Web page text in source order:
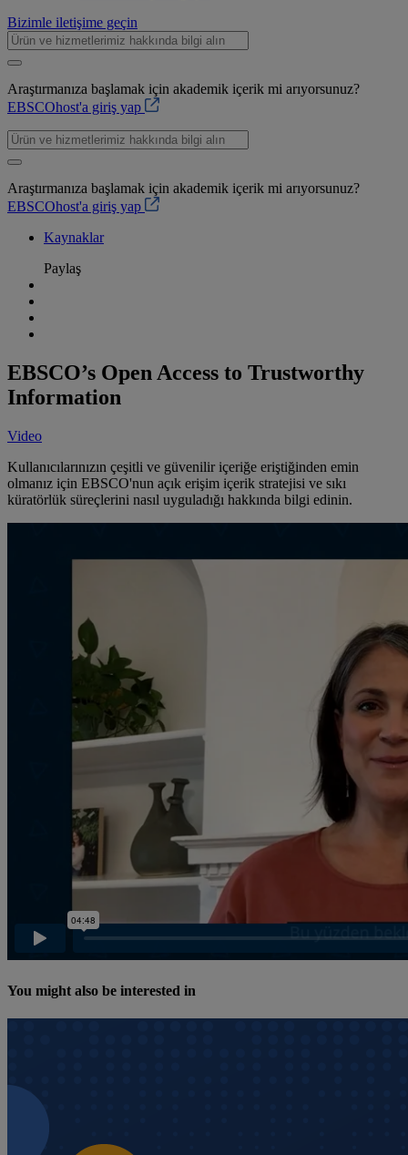
Bizimle iletişime geçin
Araştırmanıza başlamak için akademik içerik mi arıyorsunuz?
EBSCOhost'a giriş yap
Araştırmanıza başlamak için akademik içerik mi arıyorsunuz?
EBSCOhost'a giriş yap
Kaynaklar
Paylaş
EBSCO’s Open Access to Trustworthy
Information
Video
Kullanıcılarınızın çeşitli ve güvenilir içeriğe eriştiğinden emin
olmanız için EBSCO'nun açık erişim içerik stratejisi ve sıkı
küratörlük süreçlerini nasıl uyguladığı hakkında bilgi edinin.
You might also be interested in